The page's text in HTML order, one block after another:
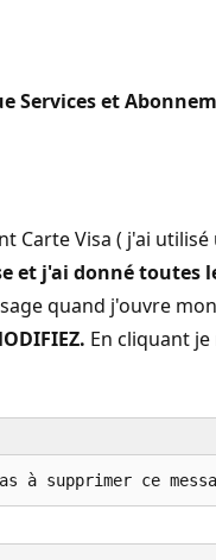
Services et
Carte Visa ( j'ai
et j'ai donné toutes
quand j'ouvre
En cliquant